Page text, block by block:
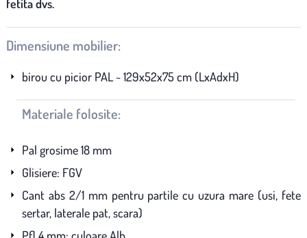
fetita dvs.
Dimensiune mobilier:
birou cu picior PAL ~ 129x52x75 cm (LxAdxH)
Materiale folosite:
Pal grosime 18 mm
Glisiere: FGV
Cant abs 2/1 mm pentru partile cu uzura mare (usi, fete
sertar, laterale pat, scara)
Pfl 4 mm: culoare Alb